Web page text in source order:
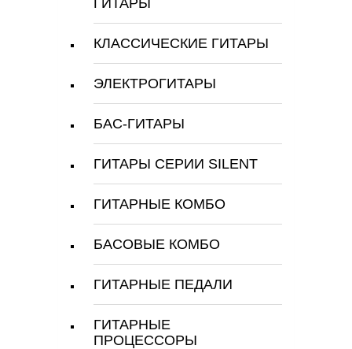
ГИТАРЫ
КЛАССИЧЕСКИЕ ГИТАРЫ
ЭЛЕКТРОГИТАРЫ
БАС-ГИТАРЫ
ГИТАРЫ СЕРИИ SILENT
ГИТАРНЫЕ КОМБО
БАСОВЫЕ КОМБО
ГИТАРНЫЕ ПЕДАЛИ
ГИТАРНЫЕ
ПРОЦЕССОРЫ